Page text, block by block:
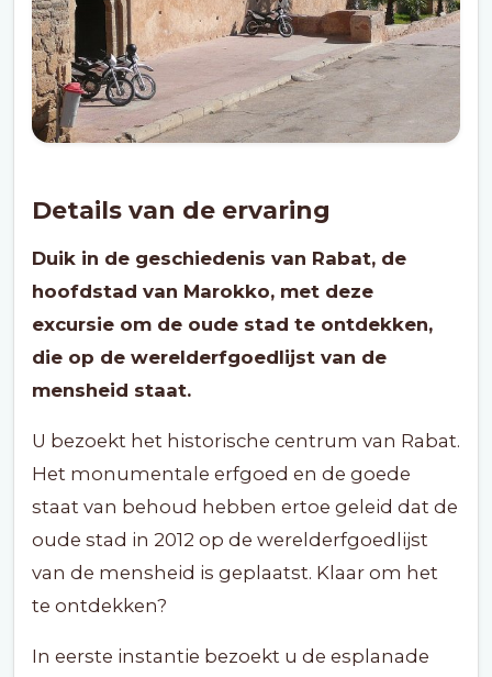
Details van de ervaring
Duik in de geschiedenis van Rabat, de
hoofdstad van Marokko, met deze
excursie om de oude stad te ontdekken,
die op de werelderfgoedlijst van de
mensheid staat.
U bezoekt het historische centrum van Rabat.
Het monumentale erfgoed en de goede
staat van behoud hebben ertoe geleid dat de
oude stad in 2012 op de werelderfgoedlijst
van de mensheid is geplaatst. Klaar om het
te ontdekken?
In eerste instantie bezoekt u de esplanade